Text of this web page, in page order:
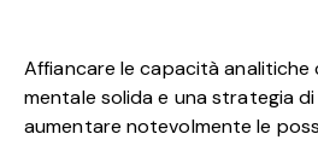
Affiancare le capacità analitiche
mentale solida e una strategia
aumentare notevolmente le